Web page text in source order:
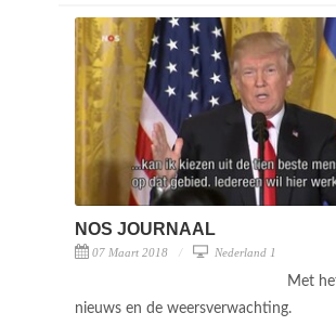
NOS JOURNAAL
07 Maart 2018 Nederland 1
Met
nieuws en de weersverwachting.